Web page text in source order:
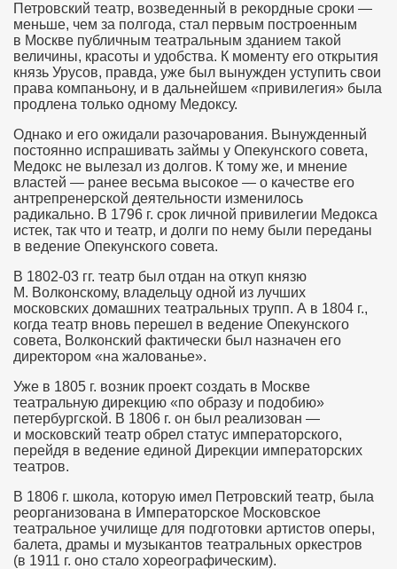
Петровский театр, возведенный в рекордные сроки —
меньше, чем за полгода, стал первым построенным
в Москве публичным театральным зданием такой
величины, красоты и удобства. К моменту его открытия
князь Урусов, правда, уже был вынужден уступить свои
права компаньону, и в дальнейшем «привилегия» была
продлена только одному Медоксу.
Однако и его ожидали разочарования. Вынужденный
постоянно испрашивать займы у Опекунского совета,
Медокс не вылезал из долгов. К тому же, и мнение
властей — ранее весьма высокое — о качестве его
антрепренерской деятельности изменилось
радикально. В 1796 г. срок личной привилегии Медокса
истек, так что и театр, и долги по нему были переданы
в ведение Опекунского совета.
В 1802-03 гг. театр был отдан на откуп князю
М. Волконскому, владельцу одной из лучших
московских домашних театральных трупп. А в 1804 г.,
когда театр вновь перешел в ведение Опекунского
совета, Волконский фактически был назначен его
директором «на жалованье».
Уже в 1805 г. возник проект создать в Москве
театральную дирекцию «по образу и подобию»
петербургской. В 1806 г. он был реализован —
и московский театр обрел статус императорского,
перейдя в ведение единой Дирекции императорских
театров.
В 1806 г. школа, которую имел Петровский театр, была
реорганизована в Императорское Московское
театральное училище для подготовки артистов оперы,
балета, драмы и музыкантов театральных оркестров
(в 1911 г. оно стало хореографическим).